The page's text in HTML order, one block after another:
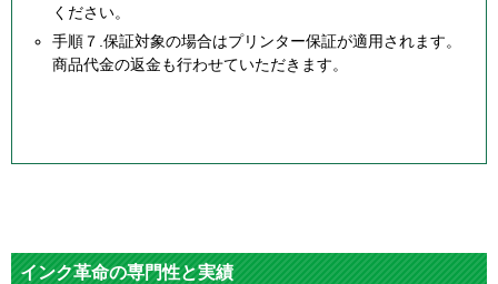
ください。
手順７.保証対象の場合はプリンター保証が適用されます。
商品代金の返金も行わせていただきます。
インク革命の専門性と実績